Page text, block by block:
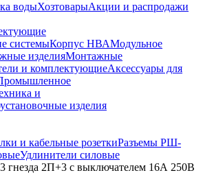
водыХозтоварыАкции и распродажи
системыКорпус НВАМодульное
изделияМонтажные
и комплектующиеАксессуары для
и
изделия
и кабельные розеткиРазъемы РШ-
Удлинители силовые
3 гнезда 2П+3 c выключателем 16А 250В